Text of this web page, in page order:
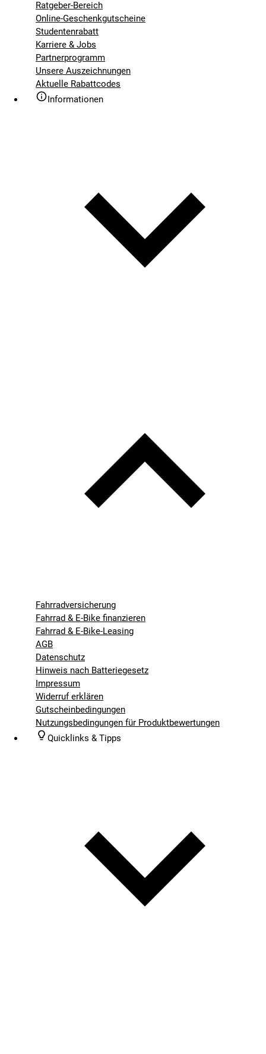
Ratgeber-Bereich
Online-Geschenkgutscheine
Studentenrabatt
Karriere & Jobs
Partnerprogramm
Unsere Auszeichnungen
Aktuelle Rabattcodes
Informationen
Fahrradversicherung
Fahrrad & E-Bike finanzieren
Fahrrad & E-Bike-Leasing
AGB
Datenschutz
Hinweis nach Batteriegesetz
Impressum
Widerruf erklären
Gutscheinbedingungen
Nutzungsbedingungen für Produktbewertungen
Quicklinks & Tipps